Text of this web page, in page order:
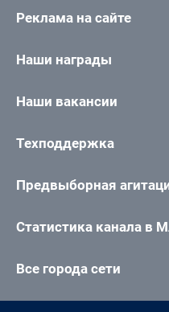
Реклама на сайте
Наши награды
Наши вакансии
Техподдержка
Предвыборная
Статистика канала в
Все города сети